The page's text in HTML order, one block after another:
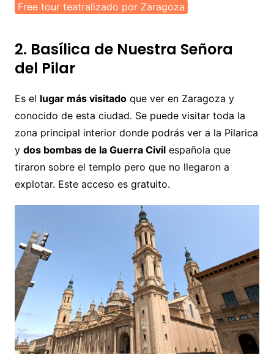
Free tour teatralizado por Zaragoza
2. Basílica de Nuestra Señora
del Pilar
Es el lugar más visitadoque ver en Zaragoza y
conocido de esta ciudad. Se puede visitar toda la
zona principal interior donde podrás ver a la Pilarica
y dos bombas de la Guerra Civilespañola que
tiraron sobre el templo pero que no llegaron a
explotar. Este acceso es gratuito.